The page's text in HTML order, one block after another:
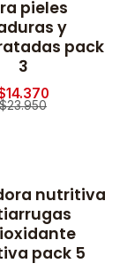
pieles
y
pack
3
$23.950
nutritiva
pack 5